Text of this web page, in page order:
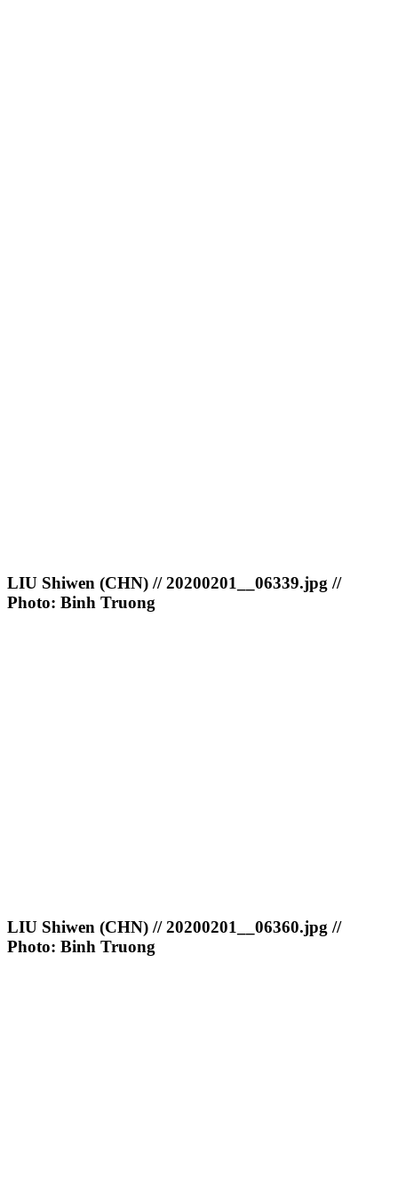
LIU Shiwen (CHN) // 20200201__06339.jpg //
Photo: Binh Truong
LIU Shiwen (CHN) // 20200201__06360.jpg //
Photo: Binh Truong